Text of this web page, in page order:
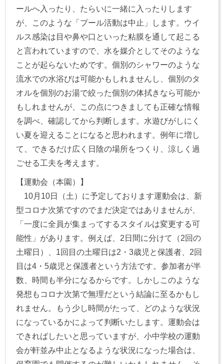
ールへ入ったり、たらいに一緒に入ったりします
が、このような「プール活動は中止」します。ウイ
ルス感染は目や鼻や口といった粘膜を通して起こる
と言われていますので、水を媒介としてそのような
ことが起らないためです。個別のシャワーのような
流水での水浴びは可能かもしれませんし、個別のタ
オルを個別のお湯で絞った個別の体拭きなら可能か
もしれませんが、この点につきましても正確な情報
を調べ、確認してから判断します。水遊びがしにく
い夏を迎えることになると思われます。例年に増し
て、できるだけ広く日陰の場所をつくり、涼しく過
ごせる工夫を考えます。
【運動会（本園）】
10月10日（土）に予定しております運動会は、新
型コロナ次第ですのでまだ決定ではありませんが、
「一度に全員が集まってするスタイルは変更する可
能性」があります。例えば、2日間に分けて（2回の
土曜日）、1回目の土曜日は2・3歳児と保護者、2回
目は4・5歳児と保護者という方法です。参加者が半
数、時間も半分になるからです。しかしこのような
発想もコロナ次第で無理だという結論に至るかもし
れません。もう少し時間がたって、どのような状況
になっているかによって判断いたします。運動会は
できればしたいと思っていますが、小中学校の運動
会が軒並み中止となるような状況になった場合は、